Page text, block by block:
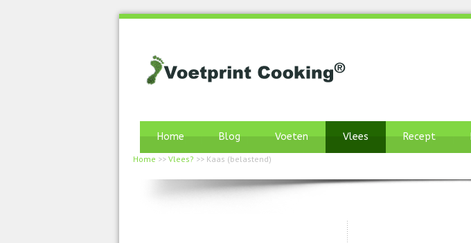
Home Blog Voeten Vlees Recept
Home >> Vlees? >> Kaas (belastend)